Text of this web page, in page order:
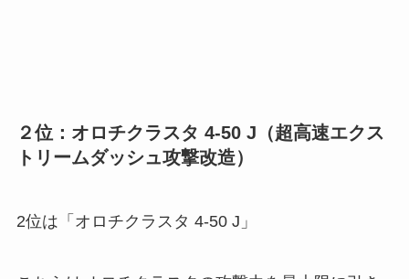
２位：オロチクラスタ 4-50 J（超高速エクス
トリームダッシュ攻撃改造）
2位は「オロチクラスタ 4-50 J」